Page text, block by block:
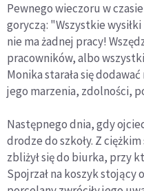
Pewnego wieczoru w
goryczą: "Wszystkie
nie ma żadnej pracy!
pracowników, albo
Monika starała się
jego marzenia, zdolności,
Następnego dnia, gdy
drodze do szkoły. Z
zbliżył się do biurka, przy
Spojrzał na koszyk stojący